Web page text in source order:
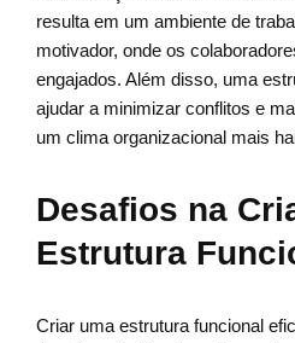
resulta em um ambiente de
motivador, onde os
engajados. Além disso, uma
ajudar a minimizar conflitos e
um clima organizacional mais
Desafios na
Estrutura
Criar uma estrutura funcional